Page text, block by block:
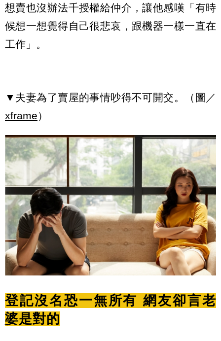
想賣也沒辦法千授權給仲介，讓他感嘆「有時
候想一想覺得自己很悲哀，跟機器一樣一直在
工作」。
▼夫妻為了賣屋的事情吵得不可開交。（圖／
xframe）
登記沒名恐一無所有 網友卻言老
婆是對的